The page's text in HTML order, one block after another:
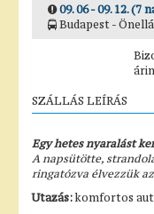
09. 06 - 09. 12. (7
Budapest -
SZÁLLÁS LEÍRÁS
Egy hetes nyaralást
A napsütötte,
ringatózva élvezzük
Utazás:komfortos